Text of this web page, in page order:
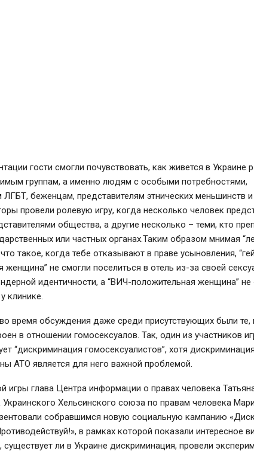
гости смогли почувствовать, как живется в Украине
группам, а именно людям с особыми потребностями,
ЛГБТ, беженцам, представителям этнических меньшинств
провели ролевую игру, когда несколько человек
общества, а другие несколько – теми, кто
или частных органах.Таким образом мнимая
такое, когда тебе отказывают в праве усыновления,
женщина” не смогли поселиться в отель из-за своей
идентичности, а “ВИЧ-положительная женщина” не
клинике.
время обсуждения даже среди присутствующих были те,
в отношении гомосексуалов. Так, один из участников
“дискриминация гомосексуалистов”, хотя
АТО является для него важной проблемой.
игры глава Центра информации о правах человека
Хельсинского союза по правам человека
собравшимся новую социальную кампанию
в рамках которой показали интересное
ли в Украине дискриминация, провели